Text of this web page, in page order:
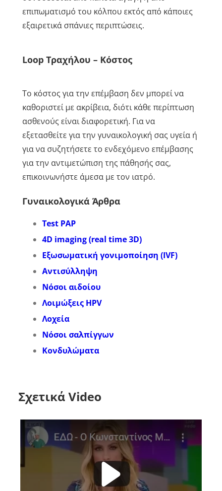
επιπωματισμό του κόλπου εκτός από κάποιες
εξαιρετικά σπάνιες περιπτώσεις.
Loop Τραχήλου – Κόστος
Το κόστος για την επέμβαση δεν μπορεί να
καθοριστεί με ακρίβεια, διότι κάθε περίπτωση
ασθενούς είναι διαφορετική. Για να
εξετασθείτε για την γυναικολογική σας υγεία ή
για να συζητήσετε το ενδεχόμενο επέμβασης
για την αντιμετώπιση της πάθησής σας,
επικοινωνήστε άμεσα με τον ιατρό.
Γυναικολογικά Άρθρα
Test PAP
4D imaging (real time 3D)
Εξωσωματική γονιμοποίηση (IVF)
Αντισύλληψη
Νόσοι αιδοίου
Λοιμώξεις HPV
Λοχεία
Νόσοι σαλπίγγων
Κονδυλώματα
Σχετικά Video